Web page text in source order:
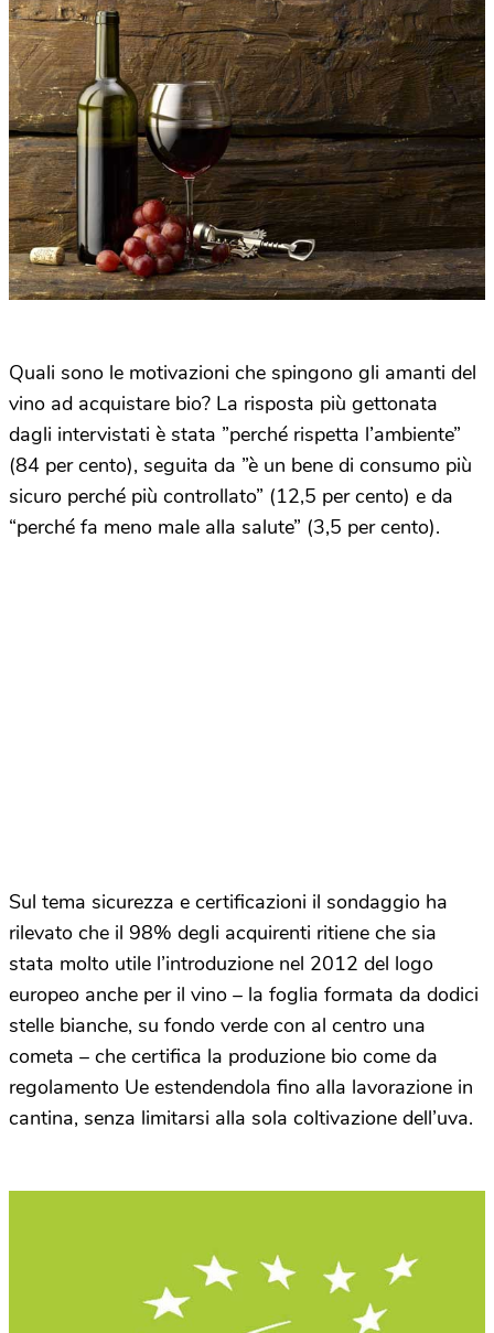
Quali sono le motivazioni che spingono gli amanti del
vino ad acquistare bio? La risposta più gettonata
dagli intervistati è stata ”perché rispetta l’ambiente”
(84 per cento), seguita da ”è un bene di consumo più
sicuro perché più controllato” (12,5 per cento) e da
“perché fa meno male alla salute” (3,5 per cento).
Sul tema sicurezza e certificazioni il sondaggio ha
rilevato che il 98% degli acquirenti ritiene che sia
stata molto utile l’introduzione nel 2012 del logo
europeo anche per il vino – la foglia formata da dodici
stelle bianche, su fondo verde con al centro una
cometa – che certifica la produzione bio come da
regolamento Ue estendendola fino alla lavorazione in
cantina, senza limitarsi alla sola coltivazione dell’uva.